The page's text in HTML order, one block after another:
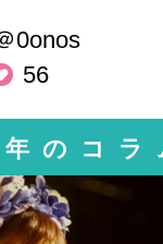
0onos
56
のコラ